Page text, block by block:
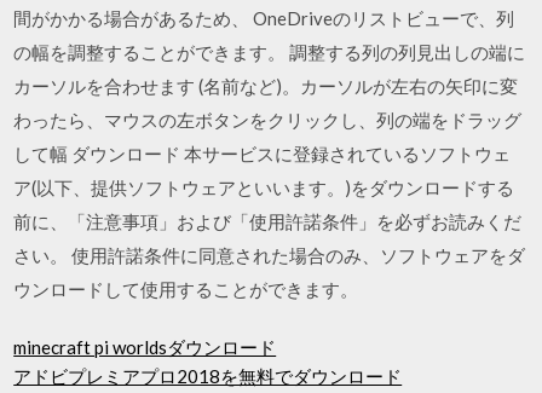
間がかかる場合があるため、 OneDriveのリストビューで、列
の幅を調整することができます。 調整する列の列見出しの端に
カーソルを合わせます (名前など)。カーソルが左右の矢印に変
わったら、マウスの左ボタンをクリックし、列の端をドラッグ
して幅 ダウンロード 本サービスに登録されているソフトウェ
ア(以下、提供ソフトウェアといいます。)をダウンロードする
前に、「注意事項」および「使用許諾条件」を必ずお読みくだ
さい。 使用許諾条件に同意された場合のみ、ソフトウェアをダ
ウンロードして使用することができます。
minecraft pi worldsダウンロード
アドビプレミアプロ2018を無料でダウンロード